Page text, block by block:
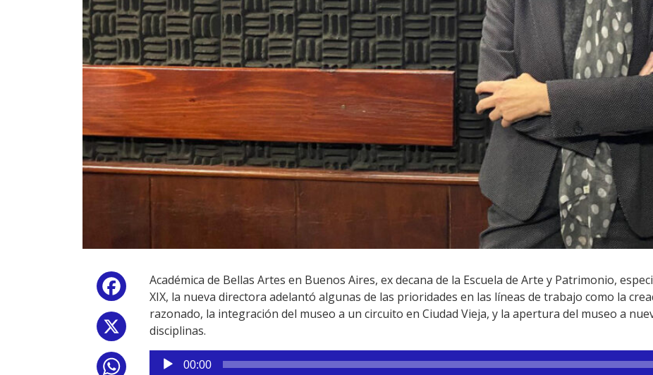
Facebook
WhatsApp
Académica de Bellas Artes en Buenos Aires, ex decana de la Escuela de Arte y Patrimonio,
XIX, la nueva directora adelantó algunas de las prioridades en las líneas de trabajo como la
razonado, la integración del museo a un circuito en Ciudad Vieja, y la apertura del museo a
disciplinas.
Reproductor
00:00